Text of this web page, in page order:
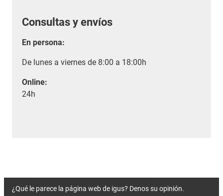
Consultas y envíos
En persona:
De lunes a viernes de 8:00 a 18:00h
Online:
24h
¿Qué le parece la página web de igus? Denos su opinión.